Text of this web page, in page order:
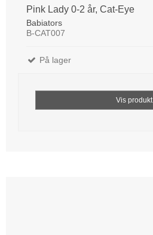
Pink Lady 0-2 år, Cat-Eye
Babiators
B-CAT007
På lager
Vis produkt